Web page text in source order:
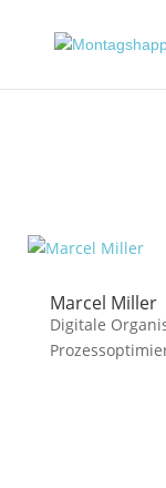
Marcel Miller
Digitale